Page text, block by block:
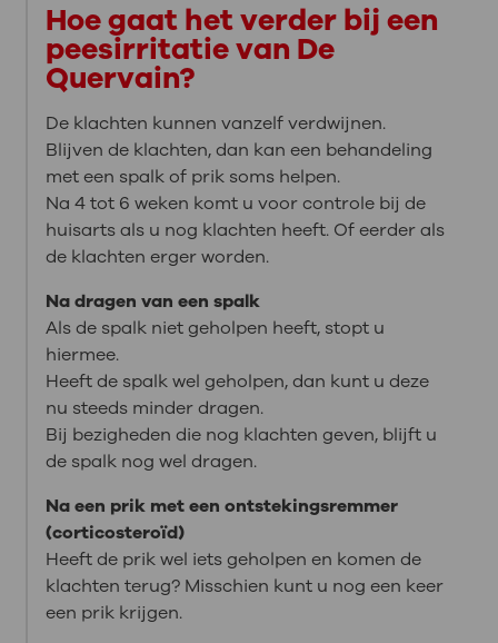
Hoe gaat het verder bij een
peesirritatie van De
Quervain?
De klachten kunnen vanzelf verdwijnen.
Blijven de klachten, dan kan een behandeling
met een spalk of prik soms helpen.
Na 4 tot 6 weken komt u voor controle bij de
huisarts als u nog klachten heeft. Of eerder als
de klachten erger worden.
Na dragen van een spalk
Als de spalk niet geholpen heeft, stopt u
hiermee.
Heeft de spalk wel geholpen, dan kunt u deze
nu steeds minder dragen.
Bij bezigheden die nog klachten geven, blijft u
de spalk nog wel dragen.
Na een prik met een ontstekingsremmer
(corticosteroïd)
Heeft de prik wel iets geholpen en komen de
klachten terug? Misschien kunt u nog een keer
een prik krijgen.